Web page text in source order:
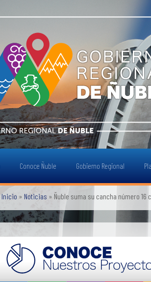
Conoce Ñuble Gobierno Regional
Inicio » Noticias » Ñuble suma su cancha número 16